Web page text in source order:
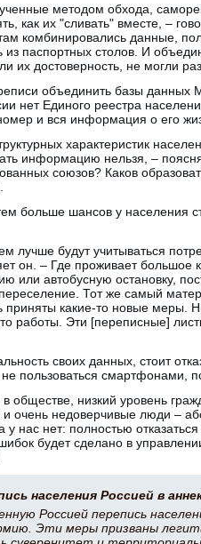
методом обхода,
как их "сливать" вместе, –
комбинировались данные,
из паспортных столов. И
их достоверность, не могли
объединить базы данных
нет Единого реестра
и вся информация о его
характеристик
информацию нельзя, –
союзов? Каков
больше шансов у населения
лучше будут учитываться
он. – Где проживает большое
или автобусную остановку,
Тот же самый
приняты какие-то новые
работы. Эти [переписные]
своих данных, стоит
пользоваться смартфонами,
обществе, низкий уровень
очень недоверчивые люди –
нас нет: полностью
будет сделано в
населения Россией в
Россией перепись
Эти меры призваны